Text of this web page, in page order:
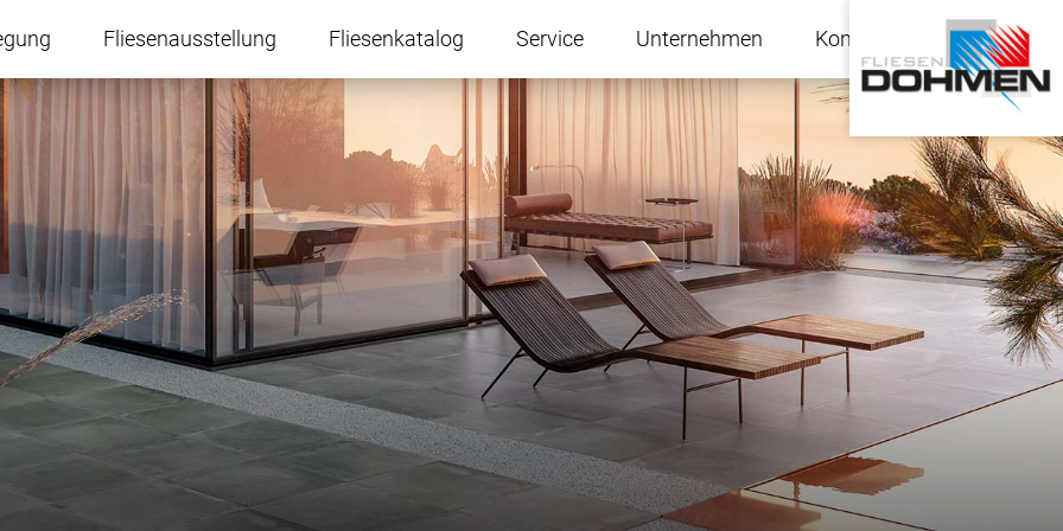
Fliesenausstellung Fliesenkatalog Service Unternehmen Kontakt